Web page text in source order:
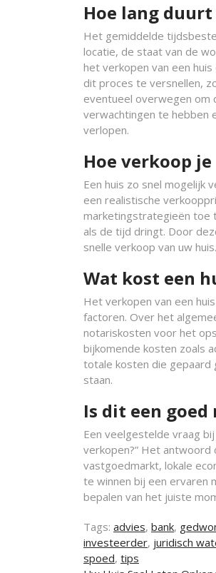
Hoe lang
Het gemiddelde
locatie, de staat van de
het verkopen van een
dit proces te versnellen,
eventueel overwegen om
verwachtingen te hebben
verlopen.
Hoe verkoop
Een huis zo snel mogelijk
een realistische
marketingstrategieën toe
als de tijd dringt. Door
snelle verkoop van uw huis.
Wat kost een
Het verkopen van een
factoren. Over het
notariskosten voor het
bijkomende kosten zoals
totale kosten die gepaard
staan.
Is dit een
Een veelgestelde vraag
verkopen?” Het antwoord
vastgoedmarkt, lokale
te winnen bij een ervaren
bepalen van het juiste
Tags: advies, bank,
investeerder, juridisch
spoed, tips